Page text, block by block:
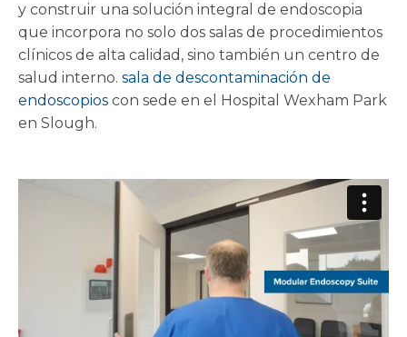
y construir una solución integral de endoscopia
que incorpora no solo dos salas de procedimientos
clínicos de alta calidad, sino también un centro de
salud interno. sala de descontaminación de
endoscopios con sede en el Hospital Wexham Park
en Slough.